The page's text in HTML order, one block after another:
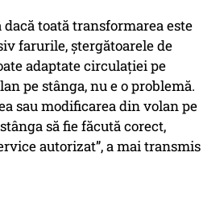
dacă toată transformarea este
farurile, ștergătoarele de
adaptate circulației pe
pe stânga, nu e o problemă.
sau modificarea din volan pe
să fie făcută corect,
autorizat”, a mai transmis